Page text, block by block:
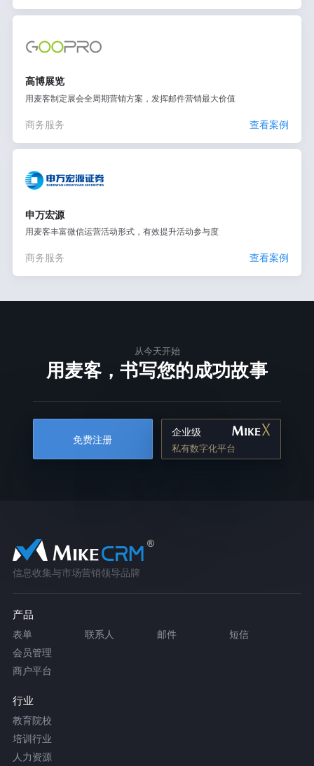
高博展览
用麦客制定展会全周期营销方案，发挥邮件营销最大价值
商务服务 查看案例
申万宏源
用麦客丰富微信运营活动形式，有效提升活动参与度
商务服务 查看案例
从今天开始
用麦客，书写您的成功故事
免费注册
企业级
私有数字化平台
信息收集与市场营销领导品牌
产品
表单 联系人 邮件
短信
会员管理
商户平台
行业
教育院校
培训行业
人力资源